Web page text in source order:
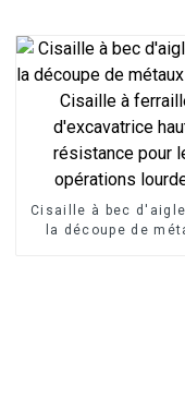
Cisaille à bec
la découpe de